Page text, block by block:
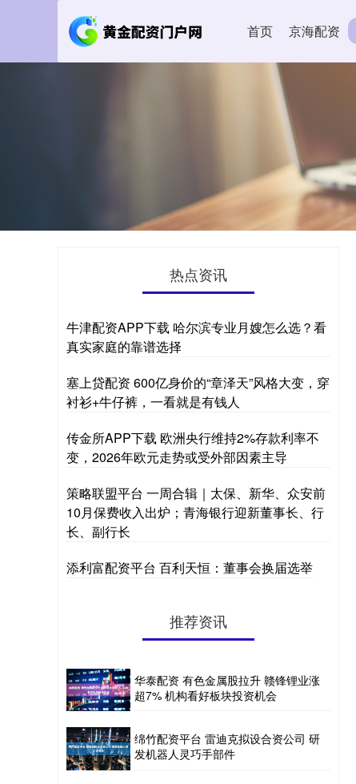
首页 京海配资
热点资讯
牛津配资APP下载 哈尔滨专业月嫂怎么选？看
真实家庭的靠谱选择
塞上贷配资 600亿身价的“章泽天”风格大变，穿
衬衫+牛仔裤，一看就是有钱人
传金所APP下载 欧洲央行维持2%存款利率不
变，2026年欧元走势或受外部因素主导
策略联盟平台 一周合辑｜太保、新华、众安前
10月保费收入出炉；青海银行迎新董事长、行
长、副行长
添利富配资平台 百利天恒：董事会换届选举
推荐资讯
华泰配资 有色金属股拉升 赣锋锂业涨
超7% 机构看好板块投资机会
绵竹配资平台 雷迪克拟设合资公司 研
发机器人灵巧手部件